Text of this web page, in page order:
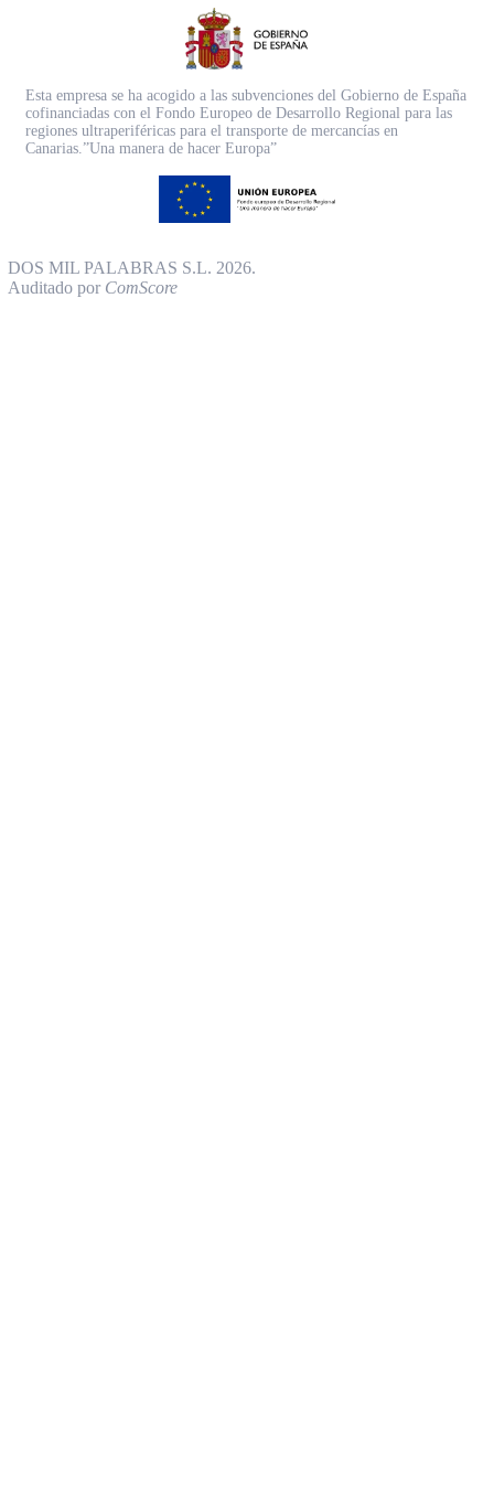
Esta empresa se ha acogido a las subvenciones del Gobierno de España
cofinanciadas con el Fondo Europeo de Desarrollo Regional para las
regiones ultraperiféricas para el transporte de mercancías en
Canarias.”Una manera de hacer Europa”
DOS MIL PALABRAS S.L. 2026.
Auditado por ComScore